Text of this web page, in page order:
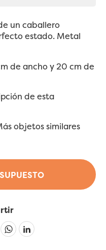
un caballero
estado. Metal
de ancho y 20 cm de
de esta
objetos similares
Linkedin